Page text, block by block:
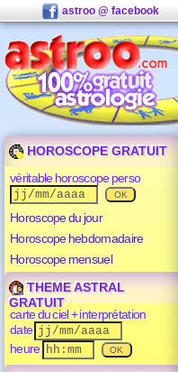
astroo @ facebook
HOROSCOPE GRATUIT
véritable horoscope perso
Horoscope du jour
Horoscope hebdomadaire
Horoscope mensuel
THEME ASTRAL
GRATUIT
carte du ciel + interprétation
date
heure